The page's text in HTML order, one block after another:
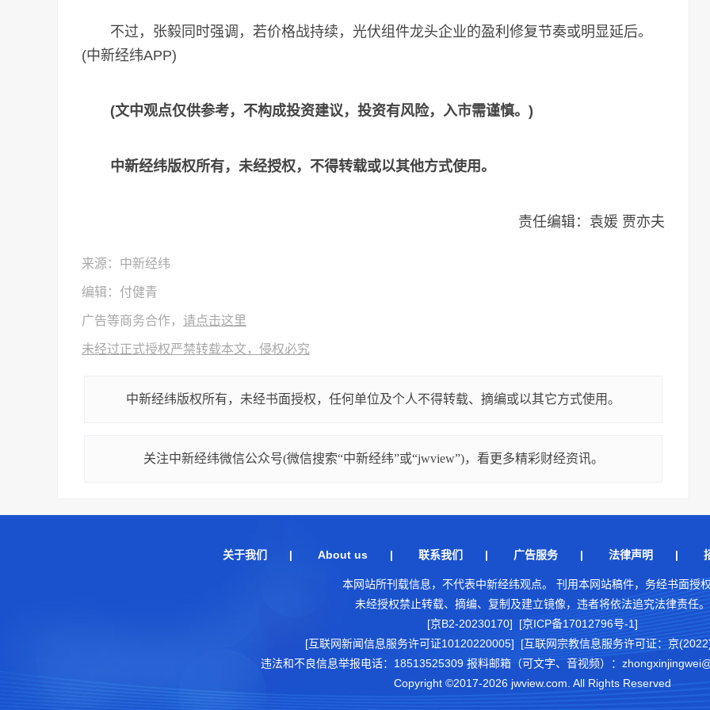
不过，张毅同时强调，若价格战持续，光伏组件龙头企业的盈利修复节奏或明显延后。
(中新经纬APP)
(文中观点仅供参考，不构成投资建议，投资有风险，入市需谨慎。)
中新经纬版权所有，未经授权，不得转载或以其他方式使用。
责任编辑：袁媛 贾亦夫
来源：中新经纬
编辑：付健青
广告等商务合作， 请点击这里
未经过正式授权严禁转载本文，侵权必究
中新经纬版权所有，未经书面授权，任何单位及个人不得转载、摘编或以其它方式使用。
关注中新经纬微信公众号(微信搜索“中新经纬”或“jwview”)，看更多精彩财经资讯。
关于我们 | About us| 联系我们 | 广告服务| 法律声明 |
本网站所刊载信息，不代表中新经纬观点。 刊用本网站稿件，务经书面授
未经授权禁止转载、摘编、复制及建立镜像，违者将依法追究法律责任。
[京B2-20230170] [京ICP备17012796号-1]
[互联网新闻信息服务许可证10120220005]
[互联网宗教信息服务许可证：京
违法和不良信息举报电话：18513525309 报料邮箱（可文字、音视频）：
Copyright ©2017-2026 jwview.com. All Rights Reserved